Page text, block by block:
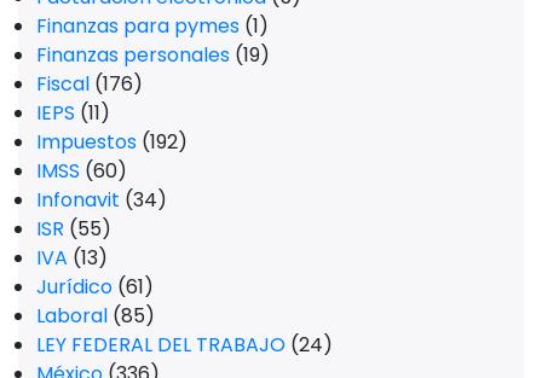
Finanzas para pymes (1)
Finanzas personales (19)
Fiscal (176)
IEPS (11)
Impuestos (192)
IMSS (60)
Infonavit (34)
ISR (55)
IVA (13)
Jurídico (61)
Laboral (85)
LEY FEDERAL DEL TRABAJO (24)